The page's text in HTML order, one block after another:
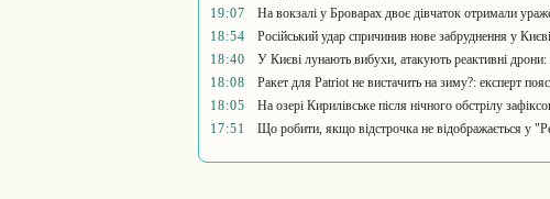
19:07
На вокзалі у Броварах двоє дівчаток отримали
18:54
Російський удар спричинив нове забруднення у
18:40
У Києві лунають вибухи, атакують реактивні
18:08
Ракет для Patriot не вистачить на зиму?: експерт
18:05
На озері Кирилівське після нічного обстрілу
17:51
Що робити, якщо відстрочка не відображається у